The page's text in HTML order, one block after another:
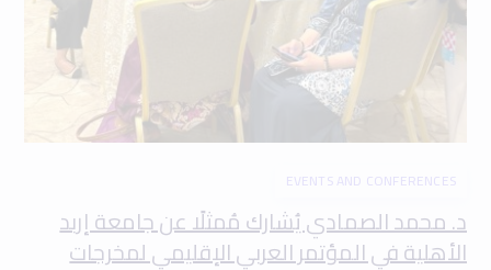
EVENTS AND CONFERENCES
د. محمد الصمادي يُشارك مُمثلًا عن جامعة إربد
الأهلية في المؤتمر العربي الإقليمي لمخرجات